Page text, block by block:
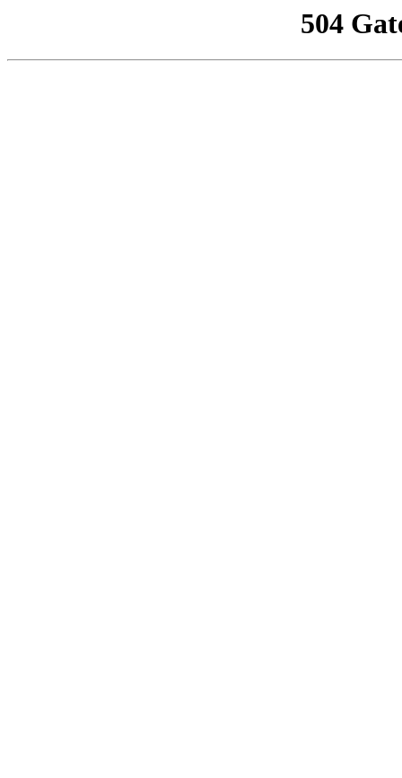
504